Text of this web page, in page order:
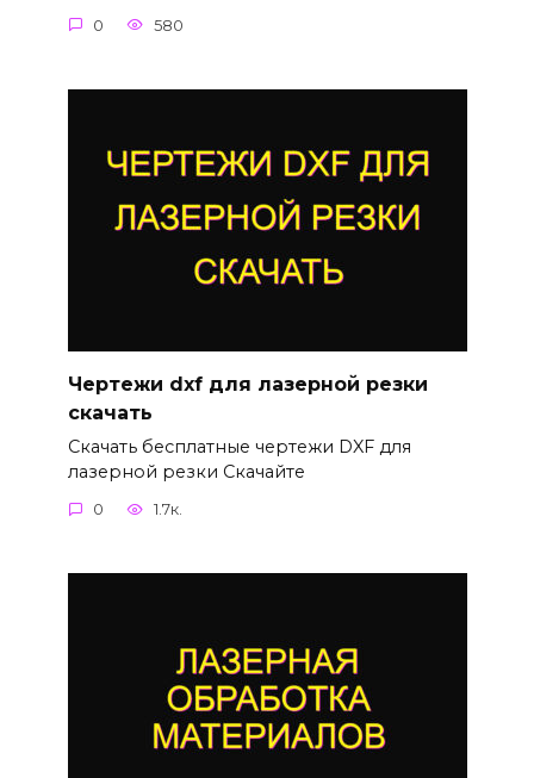
0 580
Чертежи dxf для лазерной резки
скачать
Скачать бесплатные чертежи DXF для
лазерной резки Скачайте
0 1.7к.